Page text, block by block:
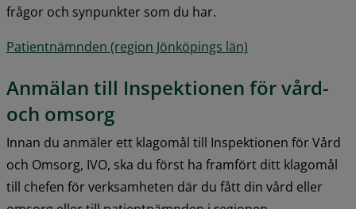
frågor och synpunkter som du har.
Patientnämnden (region Jönköpings län)
Anmälan till Inspektionen för vård-
och omsorg
Innan du anmäler ett klagomål till Inspektionen för Vård
och Omsorg, IVO, ska du först ha framfört ditt klagomål
till chefen för verksamheten där du fått din vård eller